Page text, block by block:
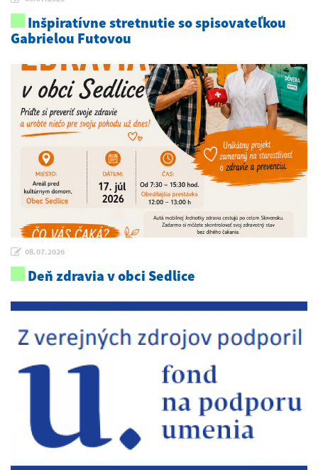
Inšpiratívne stretnutie so spisovateľkou
Gabrielou Futovou
08.07.2026
Deň zdravia v obci Sedlice